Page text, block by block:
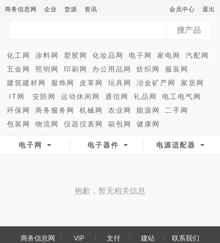
商务信息网 企业 货源 资讯 会员中心 退出
搜产品
化工网 涂料网 塑胶网 化妆品网 电子网 家电网
汽配网
五金网
照明网 印刷网 办公用品网 纺织网
服装网
建筑建材网
服饰网 皮革网 玩具网 冶金矿产网
家居网
IT网
安防网 运动休闲网 通信网 礼品网
电工电气网
环保网
商务服务网 机械网 农业网 能源网
二手网
包装网
物流网 仪器仪表网 箱包网 健康网
电子网 电子器件 电源适配器
抱歉，暂无相关信息
商务信息网 VIP 支付 建站 联系我们